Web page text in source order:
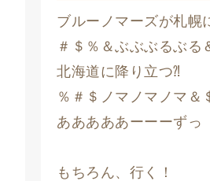
ブルーノマーズが札幌
＃＄％＆ぶぶぶるぶる
北海道に降り立つ⁈
％＃＄ノマノマノマ＆
あああああーーーずっ
もちろん、行く！